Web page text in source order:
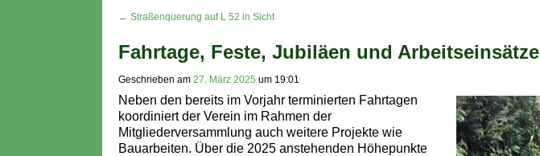
← Straßenquerung auf L 52 in Sicht
Fahrtage, Feste, Jubiläen und Arbeitseinsätze
Geschrieben am 27. März 2025 um 19:01
Neben den bereits im Vorjahr terminierten Fahrtagen
koordiniert der Verein im Rahmen der
Mitgliederversammlung auch weitere Projekte wie
Bauarbeiten. Über die 2025 anstehenden Höhepunkte